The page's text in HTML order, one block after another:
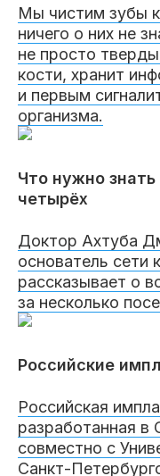
Имплантация
Диагностика
Все
Клиники
Петровско-
Разумовская
Химки Ленинский
Все
Цены
Работы
Отзывы
Пациентам
Мы чистим зубы
ничего о них не
не просто
кости, хранит
и первым
организма.
Что нужно
четырёх
Доктор Ахтуба
основатель сети
рассказывает о
за несколько
Российские
Российская
разработанная в
совместно с
Санкт-